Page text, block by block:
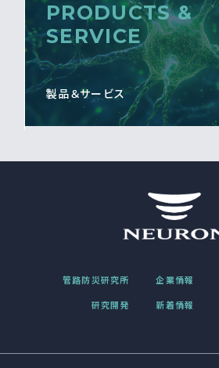
PRODUCTS &
SERVICE
製品＆サービス
管路防災研究所 企業情報
研究開発 新着情報